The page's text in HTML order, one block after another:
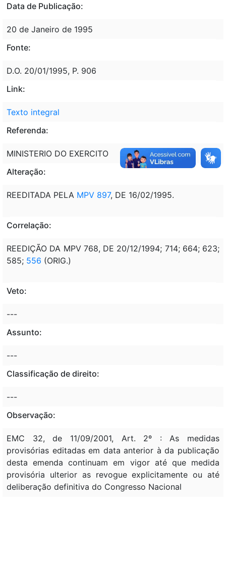
Data de Publicação:
20 de Janeiro de 1995
Fonte:
D.O. 20/01/1995, P. 906
Link:
Texto integral
Referenda:
MINISTERIO DO EXERCITO
Alteração:
REEDITADA PELA MPV 897, DE 16/02/1995.
Correlação:
REEDIÇÃO DA MPV 768, DE 20/12/1994; 714; 664; 623;
585; 556 (ORIG.)
Veto:
---
Assunto:
---
Classificação de direito:
---
Observação:
EMC 32, de 11/09/2001, Art. 2º : As medidas
provisórias editadas em data anterior à da publicação
desta emenda continuam em vigor até que medida
provisória ulterior as revogue explicitamente ou até
deliberação definitiva do Congresso Nacional